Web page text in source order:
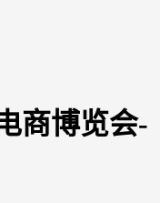
商博览会-